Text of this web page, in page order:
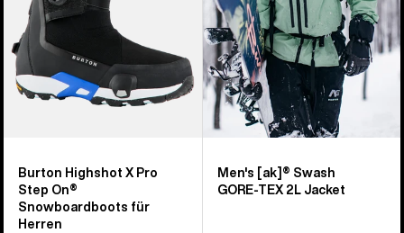
Herren
Burton Highshot X Pro
Step On®
Snowboardboots für
Herren
Jacke
für
Herren
Men's [ak]® Swash
GORE‑TEX 2L Jacket